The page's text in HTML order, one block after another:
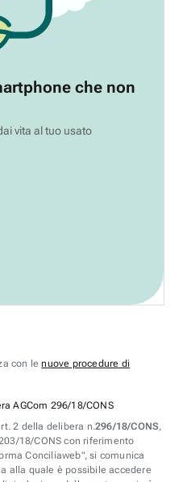
che non
vita al tuo usato
con lenuove procedure di
AGCom 296/18/CONS
2 della delibera n.296/18/CONS,
18/CONS con riferimento
Conciliaweb", si comunica
alla quale è possibile accedere